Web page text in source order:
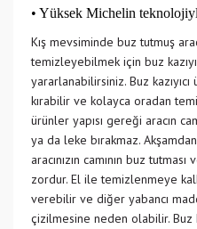
• Yüksek Michelin
Kış mevsiminde buz tutmuş
temizleyebilmek için buz
yararlanabilirsiniz. Buz
kırabilir ve kolayca oradan
ürünler yapısı gereği aracın
ya da leke bırakmaz.
aracınızın camının buz
zordur. El ile temizlenmeye
verebilir ve diğer yabancı
çizilmesine neden olabilir. Buz